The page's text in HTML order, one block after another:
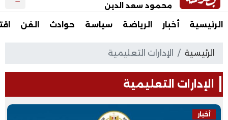
محمود سعد الدين
الرئيسية أخبار الرياضة سياسة حوادث الفن
الرئيسية الإدارات التعليمية
الإدارات التعليمية
أخبار